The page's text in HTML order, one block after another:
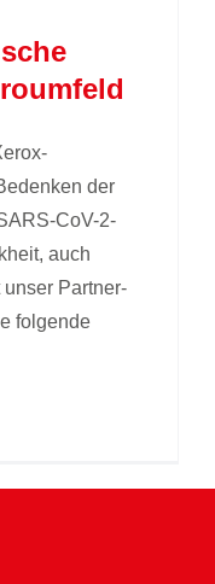
der
CoV-2-
auch
Partner-
folgende